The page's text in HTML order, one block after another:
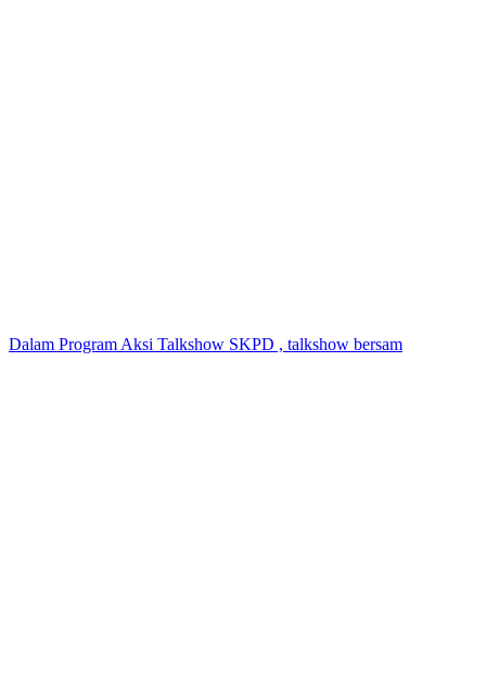
Dalam Program Aksi Talkshow SKPD , talkshow bersam